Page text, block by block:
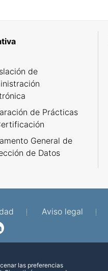
de
de Prácticas
General de
de Datos
Aviso legal
las preferencias